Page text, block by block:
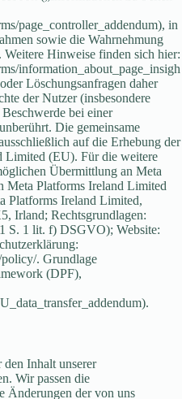
page_controller_addendum), in
sowie die Wahrnehmung
Weitere Hinweise finden sich hier:
information_about_page_insigh
Löschungsanfragen daher
der Nutzer (insbesondere
bei einer
Die gemeinsame
auf die Erhebung der
Limited (EU). Für die weitere
Übermittlung an Meta
Meta Platforms Ireland Limited
Platforms Ireland Limited,
Irland; Rechtsgrundlagen:
S. 1 lit. f) DSGVO); Website:
. Grundlage
(DPF),
Inhalt unserer
Wir passen die
Änderungen der von uns